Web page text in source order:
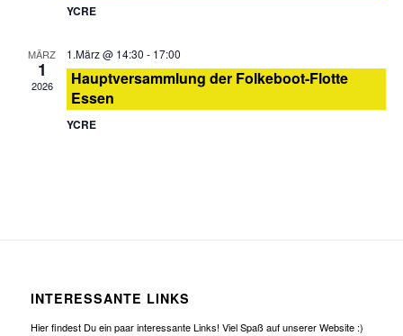
YCRE
MÄRZ
1
2026
1.März @ 14:30 - 17:00
Hauptversammlung der Folkeboot-Flotte
Essen
YCRE
INTERESSANTE LINKS
Hier findest Du ein paar interessante Links! Viel Spaß auf unserer Website :)